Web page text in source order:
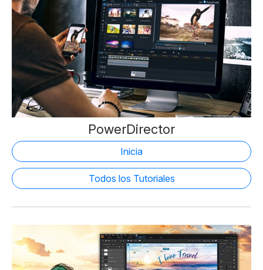
PowerDirector
Inicia
Todos los Tutoriales